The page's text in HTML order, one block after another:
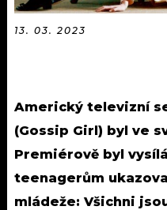
13. 03. 2023
Americký televizní
(Gossip Girl) byl ve
Premiérově byl
teenagerům
mládeže: Všichni